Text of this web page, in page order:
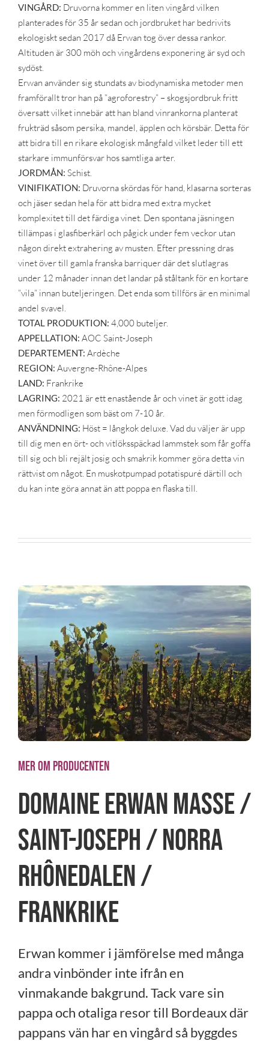
VINGÅRD: Druvorna kommer en liten vingård vilken
planterades för 35 år sedan och jordbruket har bedrivits
ekologiskt sedan 2017 då Erwan tog över dessa rankor.
Altituden är 300 möh och vingårdens exponering är syd och
sydöst.
Erwan använder sig stundats av biodynamiska metoder men
framförallt tror han på ”agroforestry” – skogsjordbruk fritt
översatt vilket innebär att han bland vinrankorna planterat
frukträd såsom persika, mandel, äpplen och körsbär. Detta för
att bidra till en rikare ekologisk mångfald vilket leder till ett
starkare immunförsvar hos samtliga arter.
JORDMÅN: Schist.
VINIFIKATION: Druvorna skördas för hand, klasarna sorteras
och jäser sedan hela för att bidra med extra mycket
komplexitet till det färdiga vinet. Den spontana jäsningen
tillämpas i glasfiberkärl och pågick under fem veckor utan
någon direkt extrahering av musten. Efter pressning dras
vinet över till gamla franska barriquer där det slutlagras
under 12 månader innan det landar på ståltank för en kortare
”vila” innan buteljeringen. Det enda som tillförs är en minimal
andel svavel.
TOTAL PRODUKTION: 4,000 buteljer.
APPELLATION: AOC Saint-Joseph
DEPARTEMENT: Ardèche
REGION: Auvergne-Rhône-Alpes
LAND: Frankrike
LAGRING: 2021 är ett enastående år och vinet är gott idag
men förmodligen som bäst om 7-10 år.
ANVÄNDNING: Höst = långkok deluxe. Vad du väljer är upp
till dig men en ört- och vitlöksspäckad lammstek som får goffa
till sig och bli rejält josig och smakrik kommer göra detta vin
rättvist om något. En muskotpumpad potatispuré därtill och
du kan inte göra annat än att poppa en flaska till.
MER OM PRODUCENTEN
DOMAINE ERWAN MASSE /
SAINT-JOSEPH / NORRA
RHÔNEDALEN /
FRANKRIKE
Erwan kommer i jämförelse med många
andra vinbönder inte ifrån en
vinmakande bakgrund. Tack vare sin
pappa och otaliga resor till Bordeaux där
pappans vän har en vingård så byggdes